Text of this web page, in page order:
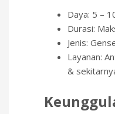
Daya: 5 –
Durasi:
Jenis:
Layanan:
&